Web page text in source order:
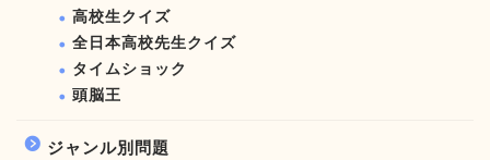
高校生クイズ
全日本高校先生クイズ
タイムショック
頭脳王
ジャンル別問題